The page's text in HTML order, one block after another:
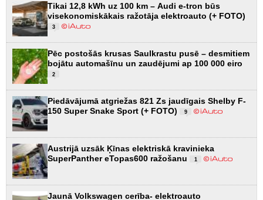
Tikai 12,8 kWh uz 100 km – Audi e-tron būs
visekonomiskākais ražotāja elektroauto (+ FOTO)
3
Pēc postošās krusas Saulkrastu pusē – desmitiem
bojātu automašīnu un zaudējumi ap 100 000 eiro
2
Piedāvājumā atgriežas 821 Zs jaudīgais Shelby F-
150 Super Snake Sport (+ FOTO)
9
Austrijā uzsāk Ķīnas elektriskā kravinieka
SuperPanther eTopas600 ražošanu
1
Jaunā Volkswagen cerība- elektroauto